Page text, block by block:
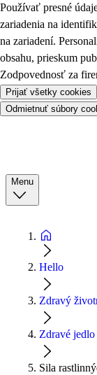
Používať presné
zariadenia na
na zariadení.
obsahu, prieskum
Zodpovednosť za
Prijať všetky cookies
Odmietnuť súbory
Menu
Hello
Zdravý
Zdravé jedlo
Sila